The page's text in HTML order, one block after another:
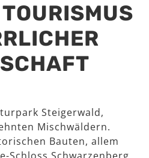
Steigerwald,
Mischwäldern.
Bauten, allem